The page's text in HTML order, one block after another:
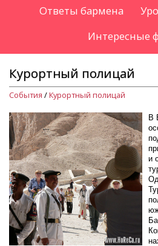
Ответы бармена
Интересные
Курортный полицай
События /Курортный полицай
В
и